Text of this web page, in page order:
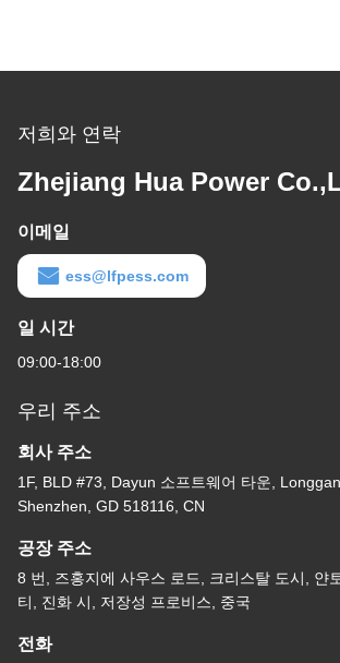
저희와 연락
Zhejiang Hua Power
이메일
ess@lfpess.com
일 시간
09:00-18:00
우리 주소
회사 주소
1F, BLD #73, Dayun 소프트웨어 타운,
Shenzhen, GD 518116, CN
공장 주소
8 번, 즈홍지에 사우스 로드, 크리스탈 도시, 얀
티, 진화 시, 저장성 프로비스, 중국
전화